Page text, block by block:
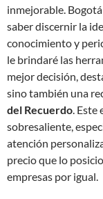
inmejorable.
saber discernir la
conocimiento y
le brindaré las
mejor decisión,
sino también una
del Recuerdo. Este
sobresaliente,
atención
precio que lo
empresas por igual.